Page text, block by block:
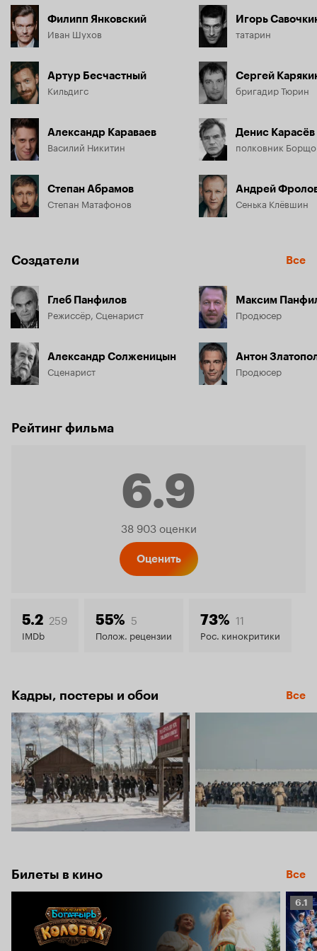
Филипп Янковский
Иван Шухов
Артур Бесчастный
Кильдигс
Александр Караваев
Василий Никитин
Степан Абрамов
Степан Матафонов
Игорь
татарин
Сергей
бригадир Тюрин
Денис Карасёв
полковник
Андрей
Сенька Клёвшин
Создатели Все
Глеб Панфилов
Режиссёр, Сценарист
Александр Солженицын
Сценарист
Максим
Продюсер
Антон
Продюсер
Рейтинг фильма
6.9
Рейтинг
6.9
38 903 оценки
Оценить
5.2 259
IMDb
55% 5
Полож. рецензии
73% 11
Рос. кинокритики
Кадры, постеры и обои Все
Билеты в кино Все
6.1
6.1